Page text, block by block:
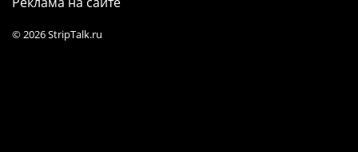
© 2026 StripTalk.ru